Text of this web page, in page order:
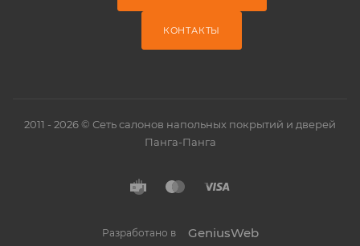
КОНТАКТЫ
2011 - 2026 © Сеть салонов напольных покрытий и дверей
Панга-Панга
Разработано в GeniusWeb